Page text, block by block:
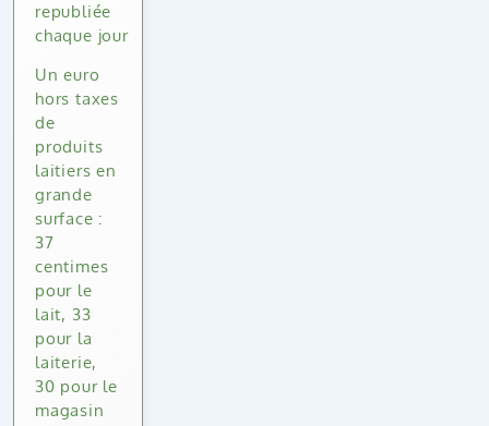
republiée
chaque jour
Un euro
hors taxes
de
produits
laitiers en
grande
surface :
37
centimes
pour le
lait, 33
pour la
laiterie,
30 pour le
magasin